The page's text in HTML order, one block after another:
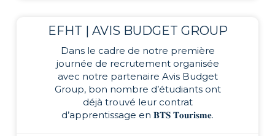
EFHT | AVIS BUDGET GROUP
Dans le cadre de notre première
journée de recrutement organisée
avec notre partenaire Avis Budget
Group, bon nombre d’étudiants ont
déjà trouvé leur contrat
d’apprentissage en 𝐁𝐓𝐒 𝐓𝐨𝐮𝐫𝐢𝐬𝐦𝐞.